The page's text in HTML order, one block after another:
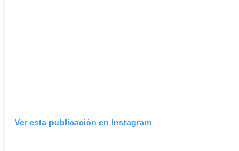
Ver esta publicación en Instagram